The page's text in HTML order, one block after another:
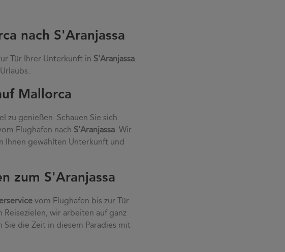
nach S'Aranjassa
Tür Ihrer Unterkunft in S'Aranjassa.
Mallorca
zu genießen. Schauen Sie sich
Flughafen nach S'Aranjassa. Wir
Ihnen gewählten Unterkunft und
zum S'Aranjassa
vom Flughafen bis zur Tür
Reisezielen, wir arbeiten auf ganz
die Zeit in diesem Paradies mit